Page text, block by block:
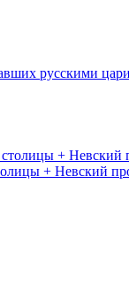
русскими
+ Невский